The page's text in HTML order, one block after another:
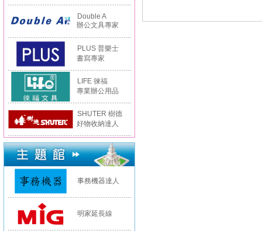
Double A
辦公文具專家
PLUS 普樂士
書寫專家
LIFE 徠福
專業辦公用品
SHUTER 樹德
好物收納達人
事務機器達人
明家延長線